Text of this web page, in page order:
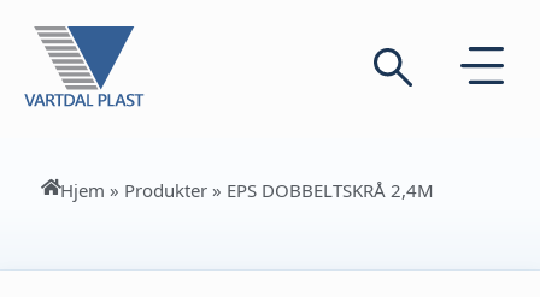
Hjem » Produkter » EPS DOBBELTSKRÅ 2,4M